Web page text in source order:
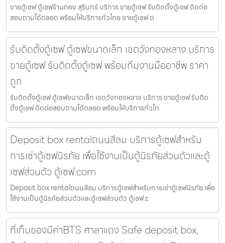
ขายตู้เซฟ ตู้เซฟร้านทอง สุรินทร์ บริการ ขายตู้เซฟ รับติดตั้งตู้เซฟ ติดต่อ
สอบถามได้ตลอด พร้อมให้บริการทั่วไทย ขายตู้เซฟ ต
รับติดตั้งตู้เซฟ ตู้เซฟขนาดเล็ก เขตวังทองหลาง บริการ
ขายตู้เซฟ รับติดตั้งตู้เซฟ พร้อมทีมงานมืออาชีพ ราคา
ถูก
รับติดตั้งตู้เซฟ ตู้เซฟขนาดเล็ก เขตวังทองหลาง บริการ ขายตู้เซฟ รับติด
ตั้งตู้เซฟ ติดต่อสอบถามได้ตลอด พร้อมให้บริการทั่วไท
Deposit box rentalถนนสีลม บริการตู้เซฟสำหรับ
การเช่าตู้เซฟนิรภัย เพื่อใช้งานเป็นตู้นิรภัยส่วนตัวและตู้
เซฟส่วนตัว ตู้เซฟ.com
Deposit box rentalถนนสีลม บริการตู้เซฟสำหรับการเช่าตู้เซฟนิรภัย เพื่อ
ใช้งานเป็นตู้นิรภัยส่วนตัวและตู้เซฟส่วนตัว ตู้เซฟ.c
ที่เก็บของมีค่าBTS ศาลาแดง Safe deposit box,